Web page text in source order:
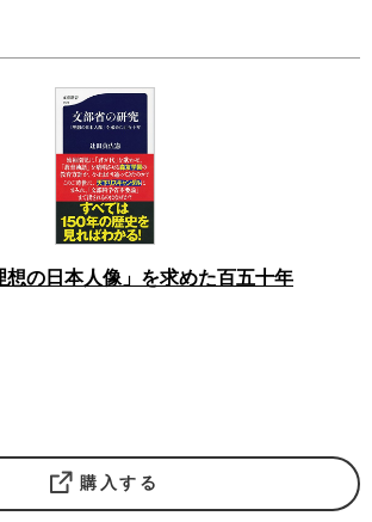
想の日本人像」を求めた百五十年
購入する